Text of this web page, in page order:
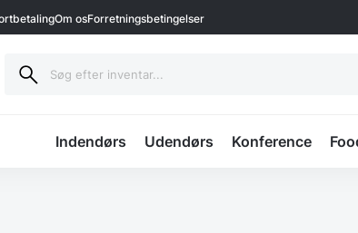
Om osForretningsbetingelser
Indendørs Udendørs Konference